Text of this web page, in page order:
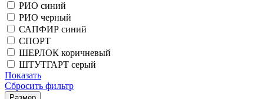
РИО синий
РИО черный
САПФИР синий
СПОРТ
ШЕРЛОК коричневый
ШТУТГАРТ серый
Показать
Сбросить фильтр